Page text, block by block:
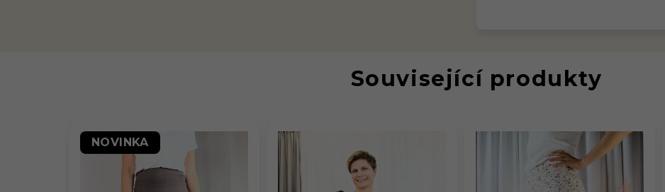
Související produkty
NOVINKA